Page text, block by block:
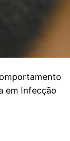
em Infecção